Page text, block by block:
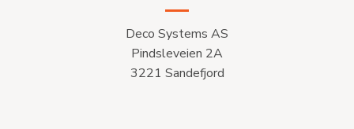
Deco Systems AS
Pindsleveien 2A
3221 Sandefjord